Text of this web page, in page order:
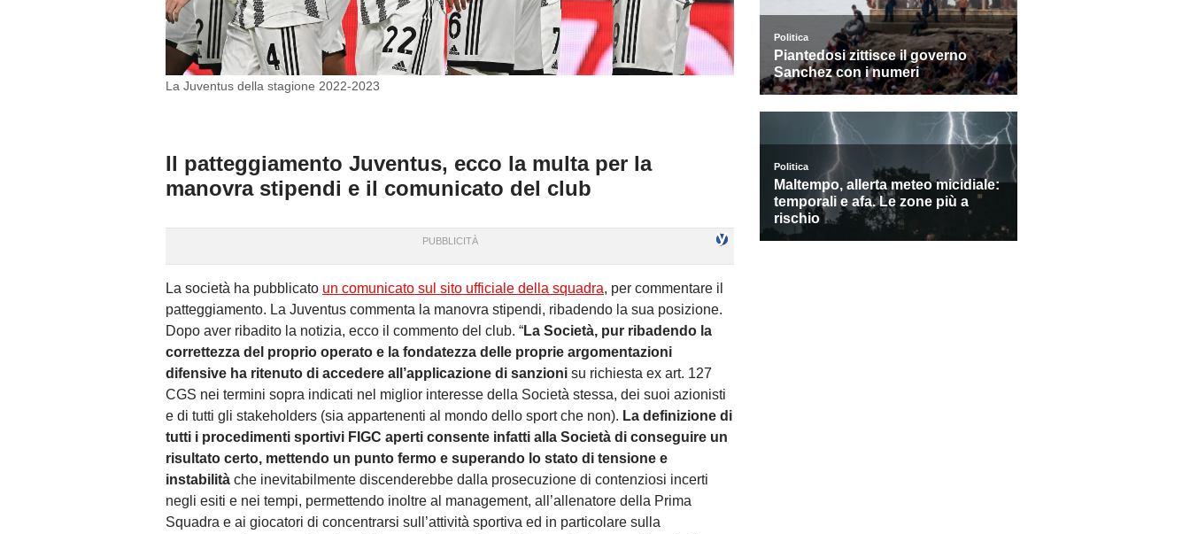
La Juventus della stagione 2022-2023
Il patteggiamento Juventus, ecco la multa per la
manovra stipendi e il comunicato del club
La società ha pubblicato un comunicato sul sito ufficiale della squadra, per commentare il
patteggiamento. La Juventus commenta la manovra stipendi, ribadendo la sua posizione.
Dopo aver ribadito la notizia, ecco il commento del club. “La Società, pur ribadendo la
correttezza del proprio operato e la fondatezza delle proprie argomentazioni
difensive ha ritenuto di accedere all’applicazione di sanzioni su richiesta ex art. 127
CGS nei termini sopra indicati nel miglior interesse della Società stessa, dei suoi azionisti
e di tutti gli stakeholders (sia appartenenti al mondo dello sport che non). La definizione di
tutti i procedimenti sportivi FIGC aperti consente infatti alla Società di conseguire un
risultato certo, mettendo un punto fermo e superando lo stato di tensione e
instabilità che inevitabilmente discenderebbe dalla prosecuzione di contenziosi incerti
negli esiti e nei tempi, permettendo inoltre al management, all’allenatore della Prima
Squadra e ai giocatori di concentrarsi sull’attività sportiva ed in particolare sulla